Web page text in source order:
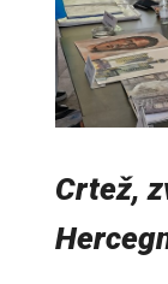
Crtež,